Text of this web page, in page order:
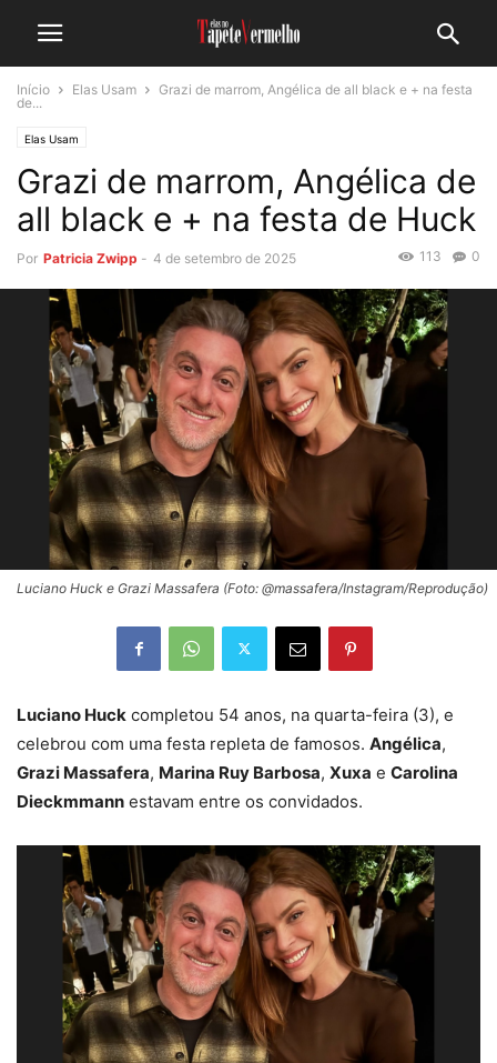
Início Elas Usam
Grazi de marrom, Angélica de all black e + na festa
de...
Elas Usam
Grazi de marrom, Angélica de
all black e + na festa de Huck
Por Patricia Zwipp - 4 de setembro de 2025 0
113
Luciano Huck e Grazi Massafera (Foto: @massafera/Instagram/Reprodução)
Luciano Huck completou 54 anos, na quarta-feira (3), e
celebrou com uma festa repleta de famosos. Angélica,
Grazi Massafera, Marina Ruy Barbosa, Xuxa e Carolina
Dieckmmann estavam entre os convidados.